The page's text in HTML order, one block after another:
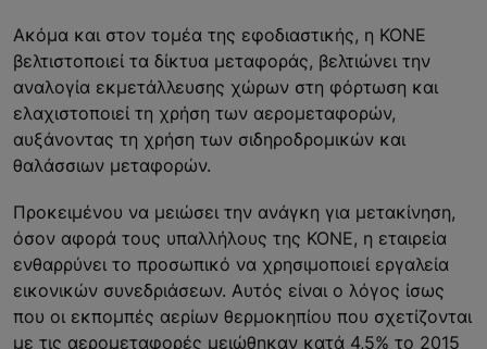
Ακόμα και στον τομέα της εφοδιαστικής, η ΚΟΝΕ
βελτιστοποιεί τα δίκτυα μεταφοράς, βελτιώνει την
αναλογία εκμετάλλευσης χώρων στη φόρτωση και
ελαχιστοποιεί τη χρήση των αερομεταφορών,
αυξάνοντας τη χρήση των σιδηροδρομικών και
θαλάσσιων μεταφορών.
Προκειμένου να μειώσει την ανάγκη για μετακίνηση,
όσον αφορά τους υπαλλήλους της ΚΟΝΕ, η εταιρεία
ενθαρρύνει το προσωπικό να χρησιμοποιεί εργαλεία
εικονικών συνεδριάσεων. Αυτός είναι ο λόγος ίσως
που οι εκπομπές αερίων θερμοκηπίου που σχετίζονται
με τις αερομεταφορές μειώθηκαν κατά 4,5% το 2015